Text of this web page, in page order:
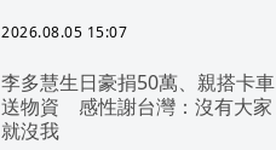
2026.08.05 15:07
李多慧生日豪捐50萬、親搭卡車
送物資 感性謝台灣：沒有大家
就沒我